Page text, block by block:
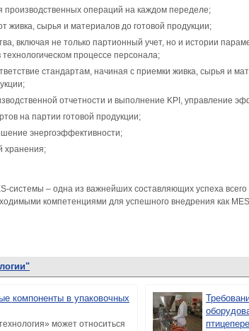
операций на каждом переделе;
живка, сырья и материалов до готовой продукции;
включая не только партионный учет, но и истории
процессе персонала;
стандартам, начиная с приемки живка, сырья и
отчетности и выполнение KPI, управление
на партии готовой продукции;
энергоэффективности;
хранения;
системы – одна из важнейших составляющих успеха
компетенциями для успешного внедрения как
компоненты в упаковочных
может относиться